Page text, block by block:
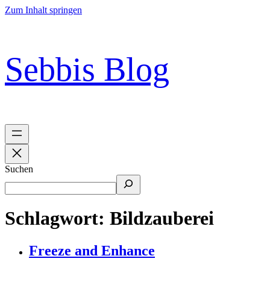
Zum Inhalt springen
Sebbis Blog
Suchen
Schlagwort: Bildzauberei
Freeze and Enhance